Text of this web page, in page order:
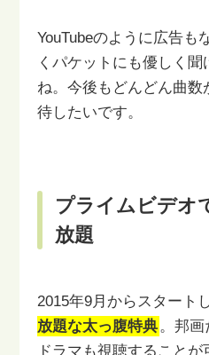
YouTubeのように広告も
くパケットにも優しく聞
ね。今後もどんどん曲数
待したいです。
プライムビデオ
放題
2015年9月からスタート
放題な太っ腹特典。邦画
ドラマも視聴することが